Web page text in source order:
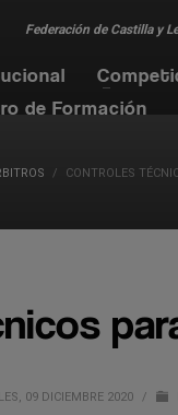
Federación de Castilla y
de Formación
CONTROLES
09 DICIEMBRE 2020 /